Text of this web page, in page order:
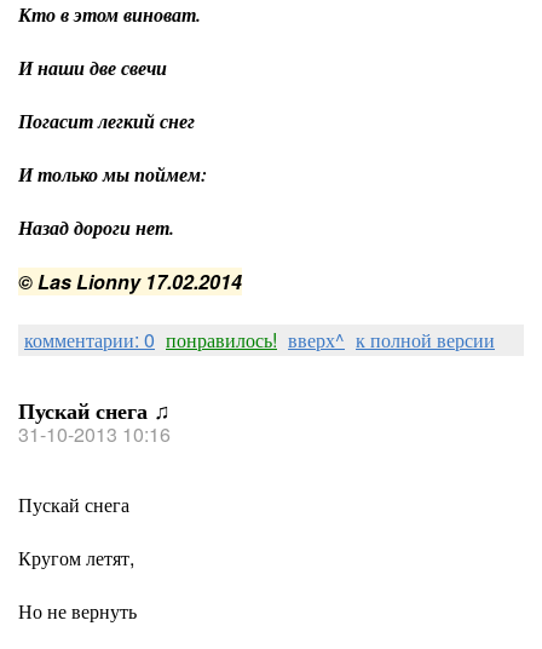
Кто в этом виноват.
И наши две свечи
Погасит легкий снег
И только мы поймем:
Назад дороги нет.
© Las Lionny 17.02.2014
комментарии: 0 понравилось! вверх^ к полной версии
Пускай снега ♫
31-10-2013 10:16
Пускай снега
Кругом летят,
Но не вернуть